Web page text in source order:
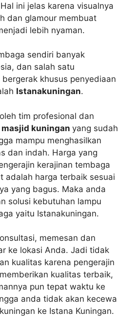
ini jelas karena visualnya
dan glamour membuat
lebih nyaman.
sendiri banyak
dan salah satu
khusus penyediaan
Istanakuningan.
oleh tim profesional dan
kuningan yang sudah
mampu menghasilkan
dan indah. Harga yang
kerajinan tembaga
adalah harga terbaik sesuai
yang bagus. Maka anda
solusi kebutuhan lampu
yaitu Istanakuningan.
memesan dan
ke lokasi Anda. Jadi tidak
kualitas karena pengerajin
kualitas terbaik,
pun tepat waktu ke
anda tidak akan kecewa
ke Istana Kuningan.